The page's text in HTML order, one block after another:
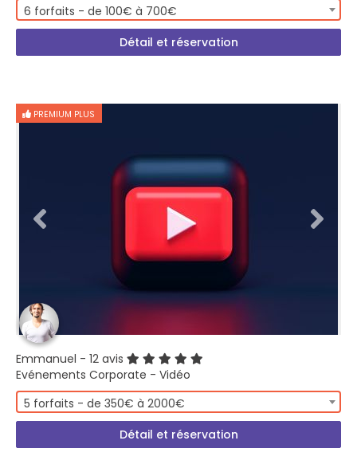
6 forfaits - de 100€ à 700€
Détail et réservation
PREMIUM PLUS
Emmanuel - 12 avis
Evénements Corporate - Vidéo
5 forfaits - de 350€ à 2000€
Détail et réservation